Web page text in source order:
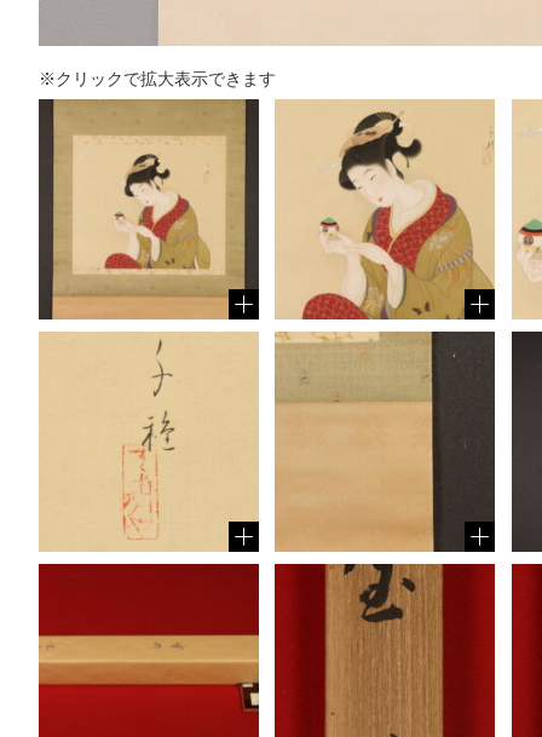
※クリックで拡大表示できます